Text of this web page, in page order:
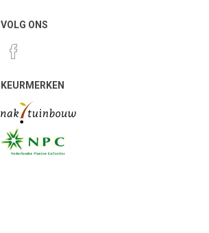
VOLG ONS
KEURMERKEN